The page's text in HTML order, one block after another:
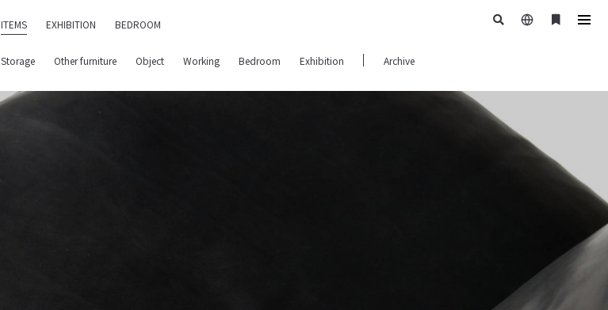
ITEMS EXHIBITION BEDROOM
日
ブ
Storage Other furniture Object Working Bedroom Exhibition Archive